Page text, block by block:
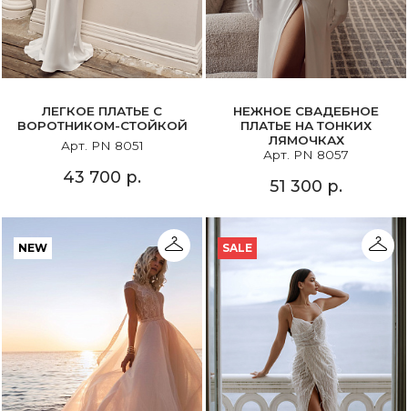
ЛЕГКОЕ ПЛАТЬЕ С
ВОРОТНИКОМ-СТОЙКОЙ
Арт. PN 8051
43 700 р.
НЕЖНОЕ СВАДЕБНОЕ
ПЛАТЬЕ НА ТОНКИХ
ЛЯМОЧКАХ
Арт. PN 8057
51 300 р.
NEW SALE